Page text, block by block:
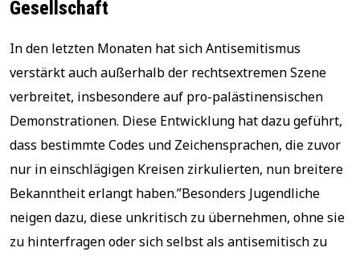
Gesellschaft
In den letzten Monaten hat sich Antisemitismus
verstärkt auch außerhalb der rechtsextremen Szene
verbreitet, insbesondere auf pro-palästinensischen
Demonstrationen. Diese Entwicklung hat dazu geführt,
dass bestimmte Codes und Zeichensprachen, die zuvor
nur in einschlägigen Kreisen zirkulierten, nun breitere
Bekanntheit erlangt haben.”Besonders Jugendliche
neigen dazu, diese unkritisch zu übernehmen, ohne sie
zu hinterfragen oder sich selbst als antisemitisch zu